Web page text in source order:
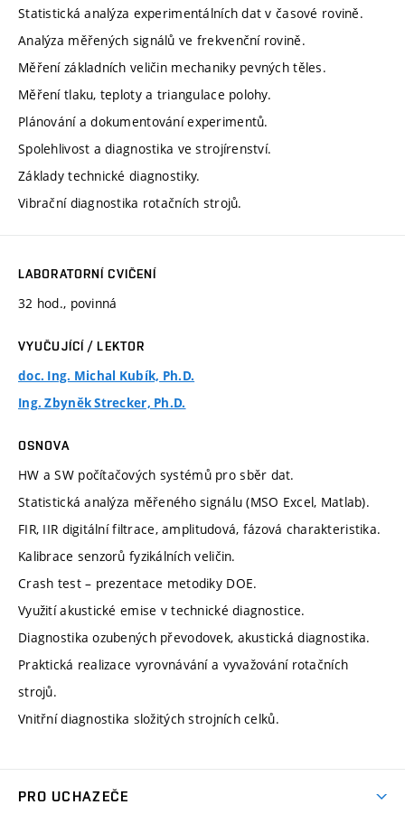
Statistická analýza experimentálních dat v časové rovině.
Analýza měřených signálů ve frekvenční rovině.
Měření základních veličin mechaniky pevných těles.
Měření tlaku, teploty a triangulace polohy.
Plánování a dokumentování experimentů.
Spolehlivost a diagnostika ve strojírenství.
Základy technické diagnostiky.
Vibrační diagnostika rotačních strojů.
LABORATORNÍ CVIČENÍ
32 hod., povinná
VYUČUJÍCÍ / LEKTOR
doc. Ing. Michal Kubík, Ph.D.
Ing. Zbyněk Strecker, Ph.D.
OSNOVA
HW a SW počítačových systémů pro sběr dat.
Statistická analýza měřeného signálu (MSO Excel, Matlab).
FIR, IIR digitální filtrace, amplitudová, fázová charakteristika.
Kalibrace senzorů fyzikálních veličin.
Crash test – prezentace metodiky DOE.
Využití akustické emise v technické diagnostice.
Diagnostika ozubených převodovek, akustická diagnostika.
Praktická realizace vyrovnávání a vyvažování rotačních
strojů.
Vnitřní diagnostika složitých strojních celků.
PRO UCHAZEČE